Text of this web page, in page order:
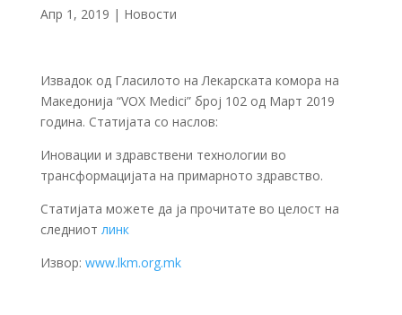
Апр 1, 2019 | Новости
Извадок од Гласилото на Лекарската комора на
Македонија “VOX Medici” број 102 од Март 2019
година. Статијата со наслов:
Иновации и здравствени технологии во
трансформацијата на примарното здравство.
Статијата можете да ја прочитате во целост на
следниот линк
Извор: www.lkm.org.mk